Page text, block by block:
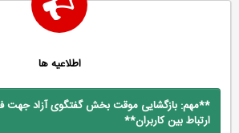
اطلاعیه ها
**مهم: بازگشایی موقت بخش گفتگوی آزاد جهت
ارتباط بین کاربران**